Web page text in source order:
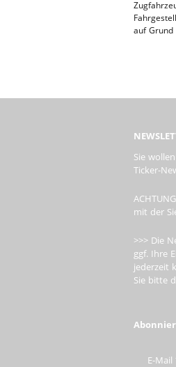
auf
Sie
Ticker-
mit der
>>> Die
ggf. Ihre
jederzeit
Sie bitte
E-Mail